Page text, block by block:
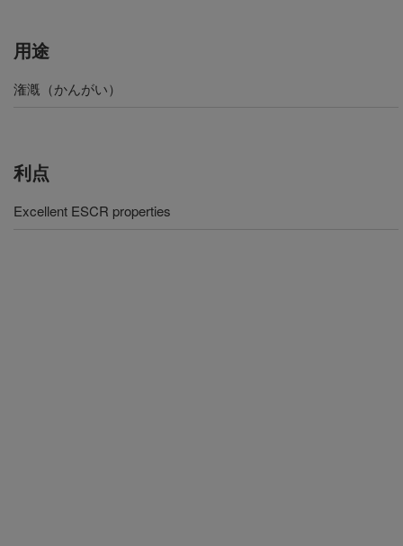
用途
潅漑（かんがい）
利点
Excellent ESCR properties